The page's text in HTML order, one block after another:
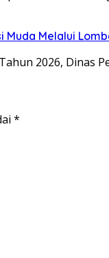
Melalui
2026, Dinas
*